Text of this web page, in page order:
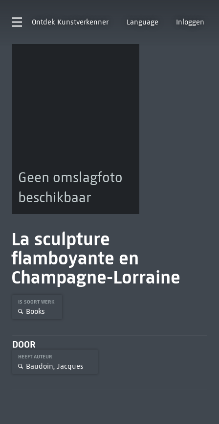
Ontdek Kunstverkenner Language Inloggen
Geen omslagfoto
beschikbaar
La sculpture
flamboyante en
Champagne-Lorraine
IS SOORT WERK
Books
DOOR
HEEFT AUTEUR
Baudoin, Jacques